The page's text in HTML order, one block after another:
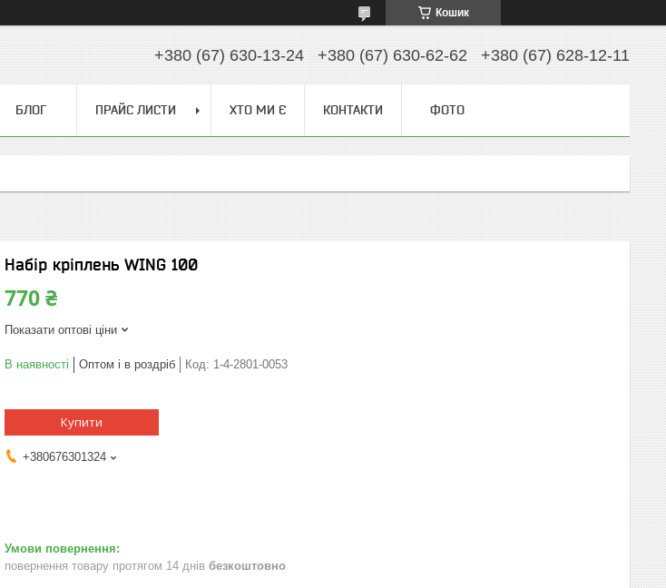
Кошик
+380 (67) 630-13-24 +380 (67) 630-62-62 +380 (67) 628-12-11
БЛОГ ПРАЙС ЛИСТИ ХТО МИ Є КОНТАКТИ ФОТО
Набір кріплень WING 100
770 ₴
Показати оптові ціни
В наявності Оптом і в роздріб Код: 1-4-2801-0053
Купити
+380676301324
повернення товару протягом 14 днів безкоштовно